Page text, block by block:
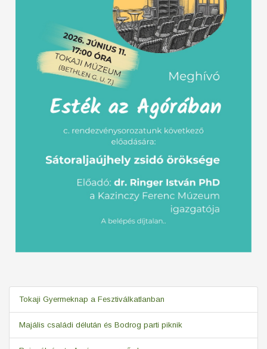
Tokaji Gyermeknap a Fesztiválkatlanban
Majális családi délután és Bodrog parti piknik